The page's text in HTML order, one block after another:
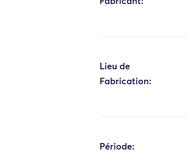
Lieu de
Fabrication:
Période: